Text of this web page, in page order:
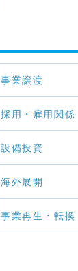
事業譲渡
採用・雇用関係
設備投資
海外展開
事業再生・転換